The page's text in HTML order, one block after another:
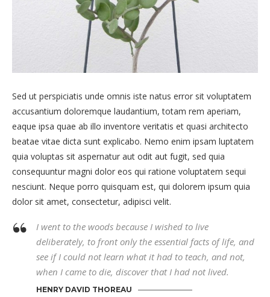
Sed ut perspiciatis unde omnis iste natus error sit voluptatem
accusantium doloremque laudantium, totam rem aperiam,
eaque ipsa quae ab illo inventore veritatis et quasi architecto
beatae vitae dicta sunt explicabo. Nemo enim ipsam luptatem
quia voluptas sit aspernatur aut odit aut fugit, sed quia
consequuntur magni dolor eos qui ratione voluptatem sequi
nesciunt. Neque porro quisquam est, qui dolorem ipsum quia
dolor sit amet, consectetur, adipisci velit.
I went to the woods because I wished to live
deliberately, to front only the essential facts of life, and
see if I could not learn what it had to teach, and not,
when I came to die, discover that I had not lived.
HENRY DAVID THOREAU